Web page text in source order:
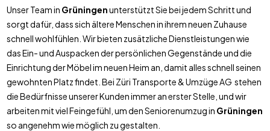
Unser Team in Grüningenunterstützt Sie bei jedem Schritt und
sorgt dafür, dass sich ältere Menschen in ihrem neuen Zuhause
schnell wohlfühlen. Wir bieten zusätzliche Dienstleistungen wie
das Ein- und Auspacken der persönlichen Gegenstände und die
Einrichtung der Möbel im neuen Heim an, damit alles schnell seinen
gewohnten Platz findet. Bei Züri Transporte & Umzüge AG stehen
die Bedürfnisse unserer Kunden immer an erster Stelle, und wir
arbeiten mit viel Feingefühl, um den Seniorenumzug in Grüningen
so angenehm wie möglich zu gestalten.